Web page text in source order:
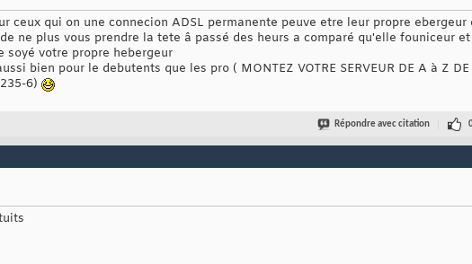
ceux qui on une connecion ADSL permanente peuve etre leur propre ebergeur
ne plus vous prendre la tete â passé des heurs a comparé qu'elle founiceur
soyé votre propre hebergeur
bien pour le debutents que les pro ( MONTEZ VOTRE SERVEUR DE A à Z DE
6)
Répondre avec citation